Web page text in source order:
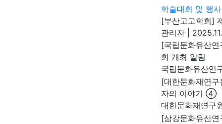
학술대회 및 행사
[부산고고학회]
관리자
[국립문화유산
회 개최 알림
국립문화유산연
[대한문화재연
자의 이야기 ④
대한문화재연구
[삼강문화유산